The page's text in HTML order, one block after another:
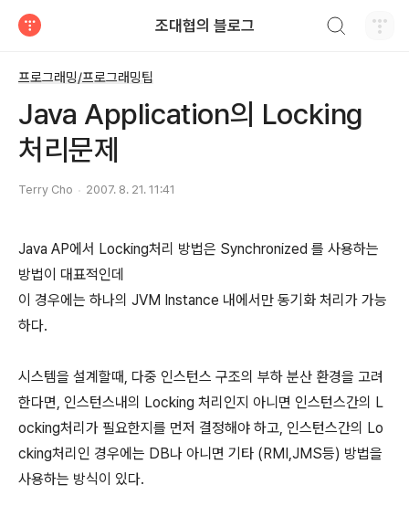
조대협의 블로그
프로그래밍/프로그래밍팁
Java Application의 Locking
처리문제
Terry Cho 2007. 8. 21. 11:41
Java AP에서 Locking처리 방법은 Synchronized 를 사용하는
방법이 대표적인데
이 경우에는 하나의 JVM Instance 내에서만 동기화 처리가 가능
하다.
시스템을 설계할때, 다중 인스턴스 구조의 부하 분산 환경을 고려
한다면, 인스턴스내의 Locking 처리인지 아니면 인스턴스간의 L
ocking처리가 필요한지를 먼저 결정해야 하고, 인스턴스간의 Lo
cking처리인 경우에는 DB나 아니면 기타 (RMI,JMS등) 방법을
사용하는 방식이 있다.